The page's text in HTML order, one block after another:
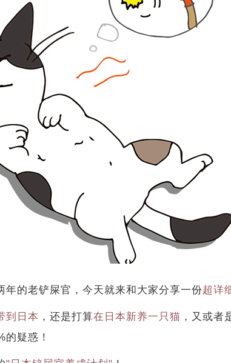
年的老铲屎官，今天就来和大家分享一份超详
到日本 ，还是打算在日本新养一只猫 ，又或者
疑惑！